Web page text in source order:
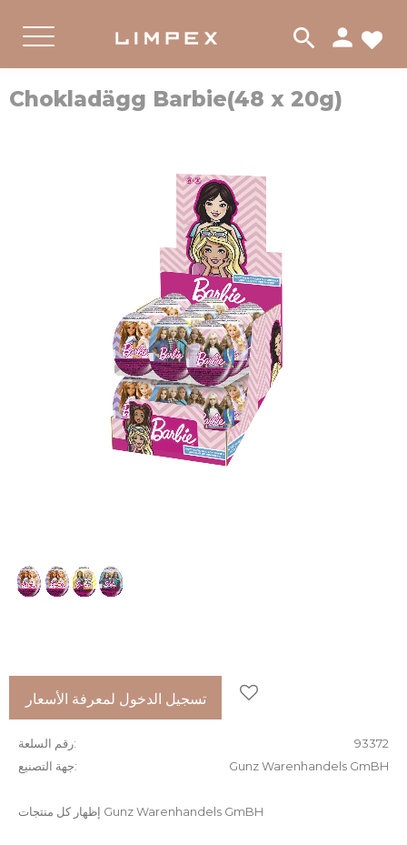
search person
PRODUKTER GODIS FUNNY CANDY
Chokladägg Barbie(48 x 20g)
تسجيل الدخول لمعرفة الأسعار
رقم السلعة
93372
جهة التصنيع
Gunz Warenhandels GmBH
إظهار كل منتجات Gunz Warenhandels GmBH